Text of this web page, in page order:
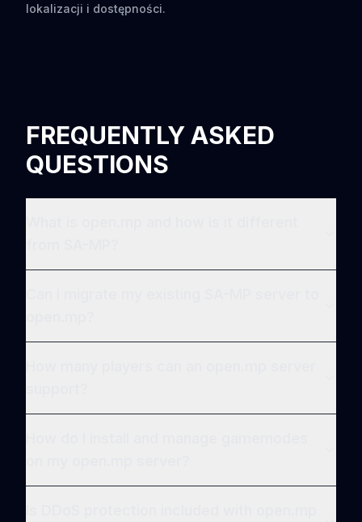
lokalizacji i dostępności.
FREQUENTLY ASKED
QUESTIONS